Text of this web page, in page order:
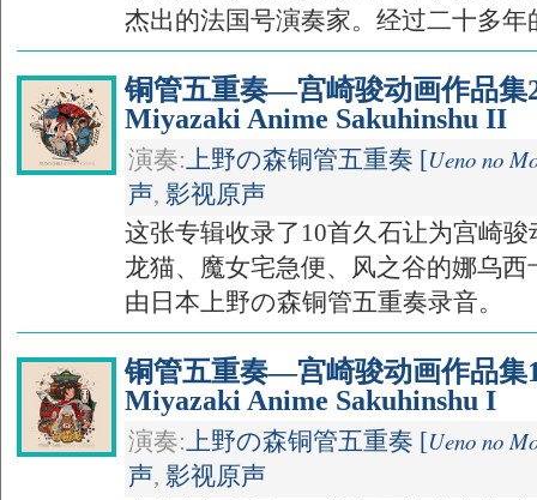
杰出的法国号演奏家。经过二十多年
铜管五重奏—宫崎骏动画作品集
Miyazaki Anime Sakuhinshu II
演奏: 上野の森铜管五重奏 [Ueno no
声, 影视原声
这张专辑收录了10首久石让为宫崎
龙猫、魔女宅急便、风之谷的娜乌
由日本上野の森铜管五重奏录音。
铜管五重奏—宫崎骏动画作品集
Miyazaki Anime Sakuhinshu I
演奏: 上野の森铜管五重奏 [Ueno no
声, 影视原声